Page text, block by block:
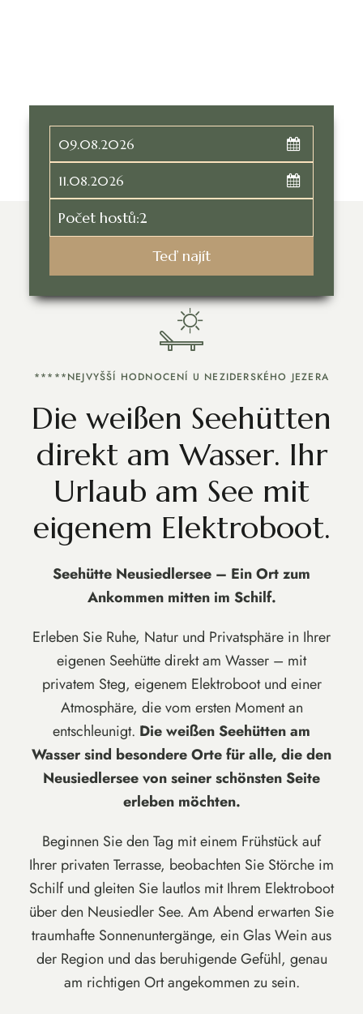
Cesta
Odjezd
Počet hostů:2
*****NEJVYŠŠÍ HODNOCENÍ U NEZIDERSKÉHO JEZERA
Die weißen Seehütten
direkt am Wasser. Ihr
Urlaub am See mit
eigenem Elektroboot.
Seehütte Neusiedlersee – Ein Ort zum
Ankommen mitten im Schilf.
Erleben Sie Ruhe, Natur und Privatsphäre in Ihrer
eigenen Seehütte direkt am Wasser – mit
privatem Steg, eigenem Elektroboot und einer
Atmosphäre, die vom ersten Moment an
entschleunigt. Die weißen Seehütten am
Wasser sind besondere Orte für alle, die den
Neusiedlersee von seiner schönsten Seite
erleben möchten.
Beginnen Sie den Tag mit einem Frühstück auf
Ihrer privaten Terrasse, beobachten Sie Störche im
Schilf und gleiten Sie lautlos mit Ihrem Elektroboot
über den Neusiedler See. Am Abend erwarten Sie
traumhafte Sonnenuntergänge, ein Glas Wein aus
der Region und das beruhigende Gefühl, genau
am richtigen Ort angekommen zu sein.